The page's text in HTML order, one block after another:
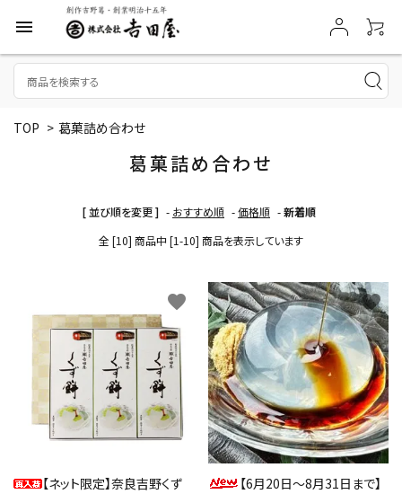
menu
TOP > 葛菓詰め合わせ
葛菓詰め合わせ
[ 並び順を変更 ] - おすすめ順 -価格順 -新着順
全 [10] 商品中 [1-10] 商品を表示しています
【ネット限定】奈良吉野くず
favorite
【6月20日～8月31日まで】
favorite